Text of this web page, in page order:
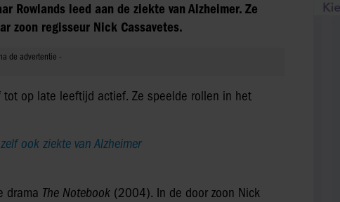
Rowlands leed aan de ziekte van Alzheimer. Ze
zoon regisseur Nick Cassavetes.
op late leeftijd actief. Ze speelde rollen in het
ook ziekte van Alzheimer
drama The Notebook (2004). In de door zoon Nick